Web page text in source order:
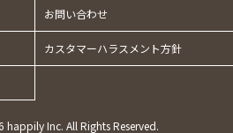
お問い合わせ
カスタマーハラスメント方針
happily Inc. All Rights Reserved.